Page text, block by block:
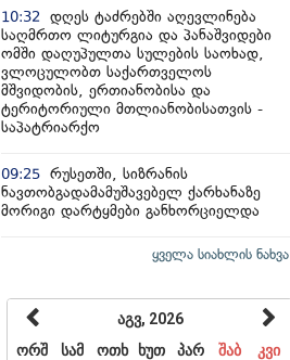
10:32
დღეს ტაძრებში აღევლინება
საღმრთო ლიტურგია და პანაშვიდები
ომში დაღუპულთა სულების საოხად,
ვლოცულობთ საქართველოს
მშვიდობის, ერთიანობისა და
ტერიტორიული მთლიანობისათვის -
საპატრიარქო
09:25 რუსეთში, სიზრანის
ნავთობგადამამუშავებელ ქარხანაზე
მორიგი დარტყმები განხორციელდა
ყველა სიახლის ნახვა
აგვ, 2026
ორშ
სამ ოთხ ხუთ პარ შაბ
კვი